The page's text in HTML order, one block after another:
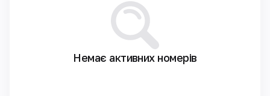
Немає активних номерів